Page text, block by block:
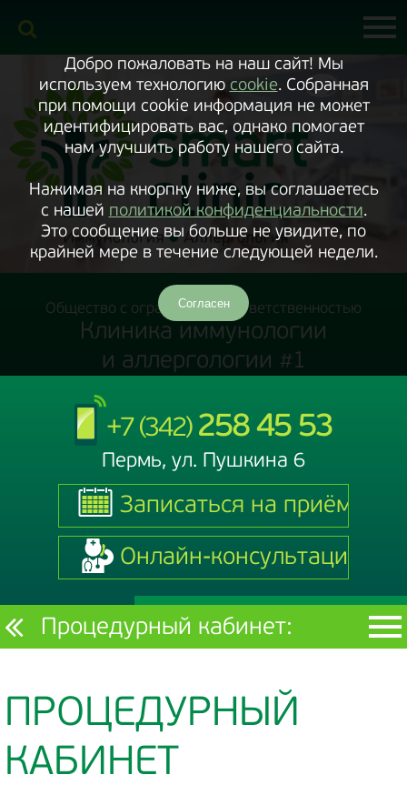
версию
сайта
Добро пожаловать на наш сайт! Мы
используем технологию cookie. Собранная
при помощи cookie информация не может
идентифицировать вас, однако помогает
нам улучшить работу нашего сайта.
Нажимая на кнорпку ниже, вы соглашаетесь
с нашей политикой конфиденциальности.
Это сообщение вы больше не увидите, по
крайней мере в течение следующей недели.
Согласен
Общество с ограниченной ответственностью
Клиника иммунологии
и аллергологии #1
+7 (342) 258 45 53
Пермь, ул. Пушкина 6
Записаться на приём
Записаться на приём
Онлайн-консультация
Онлайн-консультация
Текущий
Процедурный кабинет:
ПРОЦЕДУРНЫЙ
КАБИНЕТ